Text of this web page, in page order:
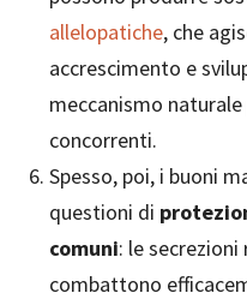
allelopatiche, che
accrescimento e
meccanismo
concorrenti.
Spesso, poi, i buoni
questioni di
comuni: le secrezioni
combattono